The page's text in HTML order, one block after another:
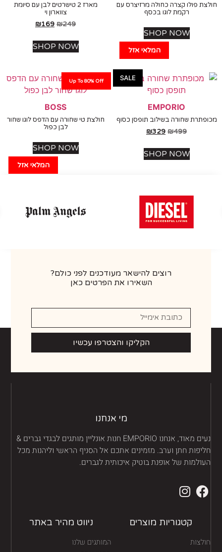
המלאי אזל
פולו קצרה כחולה מרזיצרס עם
רקמת לוגו בכסף
SHOP NOW
מארז 2 טישרטים לבן עם סיומת
צווארון וי
₪
₪169
SHOP NOW
SALE
EMPORIO
שחורה בשילוב תופסן כסוף
₪
₪329
SHOP NOW
Up To 80% Off
המלאי אזל
BOSS
חולצת טי שחורה עם הדפס לוגו שחור
לבן כפול
SHOP NOW
רוצים להישאר מעודכנים לפני כולם?
השאירו את הפרטים כאן
הקליקו והצטרפו עכשיו
מי אנחנו
נעים מאוד, אנחנו EMPORIO חנות אונליין מותגים לבגדי גברים &
חתן וערב. מזמינים אתכם אל הסניף הראשי וליהנות מכל
של אופנת בוטיק איכותית לגברים.
קטגוריות מוצרים
ניווט מהיר באתר
המותגים שלנו